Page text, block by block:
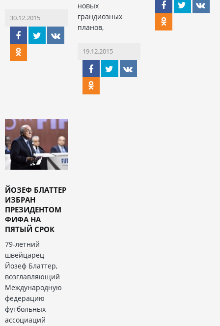
30.12.2015
новых
грандиозных
планов,
19.12.2015
ЙОЗЕФ БЛАТТЕР
ИЗБРАН
ПРЕЗИДЕНТОМ
ФИФА НА
ПЯТЫЙ СРОК
79-летний
швейцарец
Йозеф Блаттер,
возглавляющий
Международную
федерацию
футбольных
ассоциаций